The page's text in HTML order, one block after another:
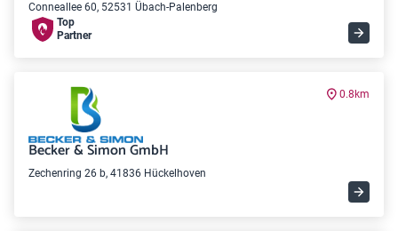
Conneallee 60, 52531 Übach-Palenberg
Top
Partner
0.8km
Becker & Simon GmbH
Zechenring 26 b, 41836 Hückelhoven